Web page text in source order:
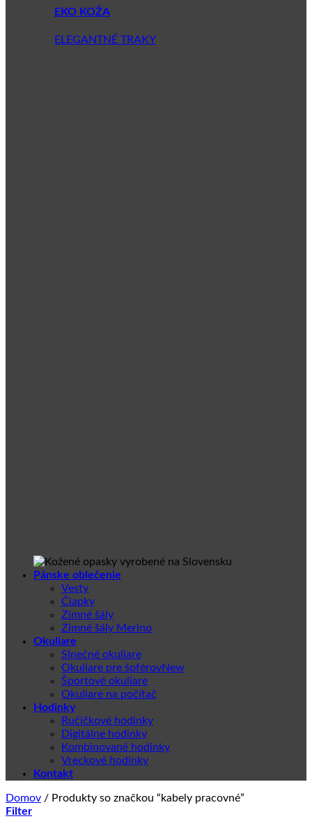
EKO KOŽA
ELEGANTNÉ TRAKY
Pánske oblečenie
Vesty
Čiapky
Zimné šály
Zimné šály Merino
Okuliare
Slnečné okuliare
Okuliare pre šoférov
Športové okuliare
Okuliare na počítač
Hodinky
Ručičkové hodinky
Digitálne hodinky
Kombinované hodinky
Vreckové hodinky
Kontakt
Domov / Produkty so značkou “kabely pracovné”
Filter